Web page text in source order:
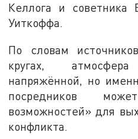
Келлога и советника
Уиткоффа.
По словам
кругах,
напряжённой, но
посредников
возможностей» для
конфликта.